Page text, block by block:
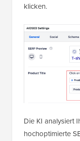
klicken.
Die KI analysiert
hochoptimierte